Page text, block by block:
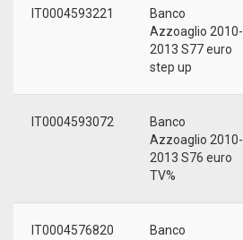
IT0004593221
Banco
Azzoaglio 2010-
2013 S77 euro
step up
IT0004593072
Banco
Azzoaglio 2010-
2013 S76 euro
TV%
IT0004576820
Banco